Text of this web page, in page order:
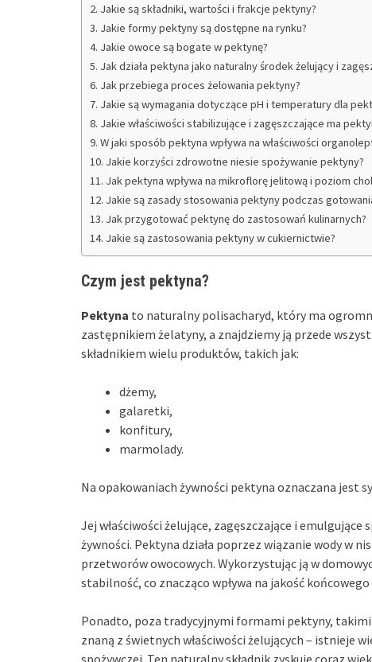
Jakie są składniki, wartości i frakcje pektyny?
Jakie formy pektyny są dostępne na rynku?
Jakie owoce są bogate w pektynę?
Jak działa pektyna jako naturalny środek żelujący i
Jak przebiega proces żelowania pektyny?
Jakie są wymagania dotyczące pH i temperatury dla
Jakie właściwości stabilizujące i zagęszczające ma
W jaki sposób pektyna wpływa na właściwości
Jakie korzyści zdrowotne niesie spożywanie pektyny?
Jak pektyna wpływa na mikroflorę jelitową i poziom
Jakie są zasady stosowania pektyny podczas
Jak przygotować pektynę do zastosowań kulinarnych?
Jakie są zastosowania pektyny w cukiernictwie?
Czym jest pektyna?
Pektyna to naturalny polisacharyd, który ma
zastępnikiem żelatyny, a znajdziemy ją przede
składnikiem wielu produktów, takich jak:
dżemy,
galaretki,
konfitury,
marmolady.
Na opakowaniach żywności pektyna oznaczana jest
Jej właściwości żelujące, zagęszczające i
żywności. Pektyna działa poprzez wiązanie wody w
przetworów owocowych. Wykorzystując ją w
stabilność, co znacząco wpływa na jakość
Ponadto, poza tradycyjnymi formami pektyny,
znaną z świetnych właściwości żelujących – istnieje
spożywczej. Ten naturalny składnik zyskuje coraz